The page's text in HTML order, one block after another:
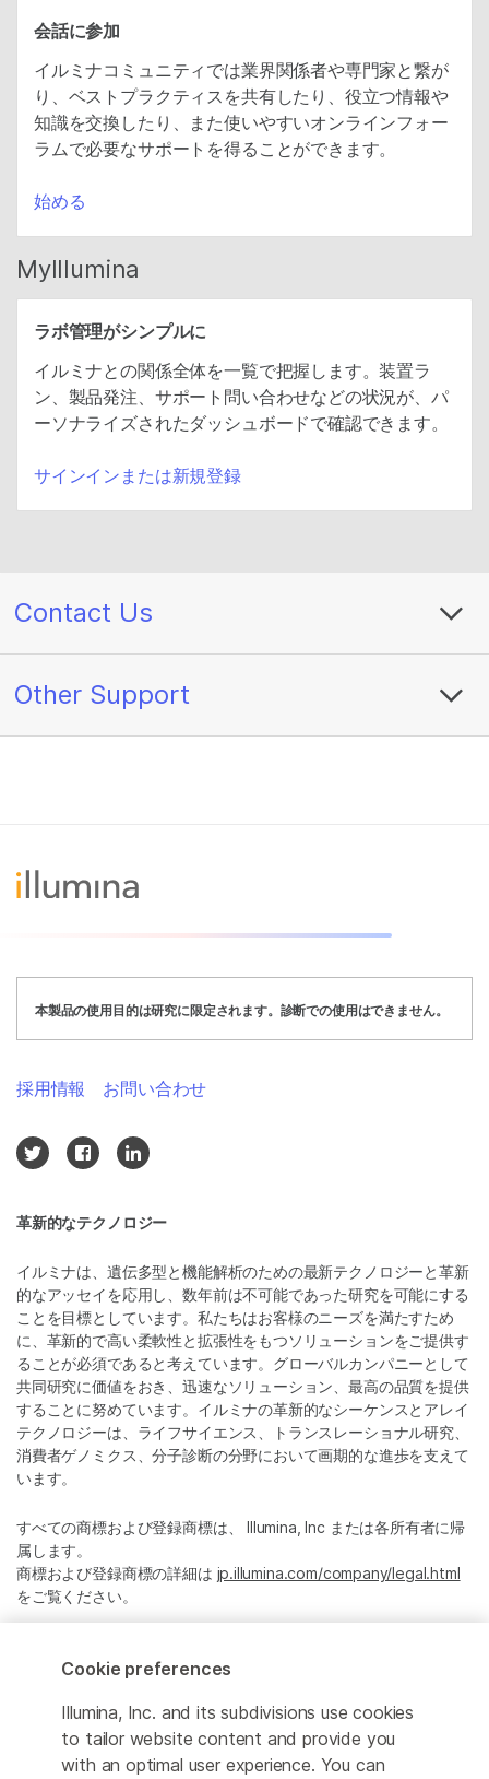
会話に参加
イルミナコミュニティでは業界関係者や専門家と繋が
り、ベストプラクティスを共有したり、役立つ情報や
知識を交換したり、また使いやすいオンラインフォー
ラムで必要なサポートを得ることができます。
始める
MyIllumina
ラボ管理がシンプルに
イルミナとの関係全体を一覧で把握します。装置ラ
ン、製品発注、サポート問い合わせなどの状況が、パ
ーソナライズされたダッシュボードで確認できます。
サインインまたは新規登録
Contact Us
Other Support
本製品の使用目的は研究に限定されます。診断での使用はできません。
革新的なテクノロジー
イルミナは、遺伝多型と機能解析のための最新テクノロジーと革新
的なアッセイを応用し、数年前は不可能であった研究を可能にする
ことを目標としています。私たちはお客様のニーズを満たすため
に、革新的で高い柔軟性と拡張性をもつソリューションをご提供す
ることが必須であると考えています。グローバルカンパニーとして
共同研究に価値をおき、迅速なソリューション、最高の品質を提供
することに努めています。イルミナの革新的なシーケンスとアレイ
テクノロジーは、ライフサイエンス、トランスレーショナル研究、
消費者ゲノミクス、分子診断の分野において画期的な進歩を支えて
います。
すべての商標および登録商標は、 Illumina, Inc または各所有者に帰
属します。
商標および登録商標の詳細は jp.illumina.com/company/legal.html
をご覧ください。
Cookie Management Center
プライバシーポリシ
採用情報 お問い合わせ
Cookie preferences
Illumina, Inc. and its subdivisions use cookies
to tailor website content and provide you
with an optimal user experience. You can